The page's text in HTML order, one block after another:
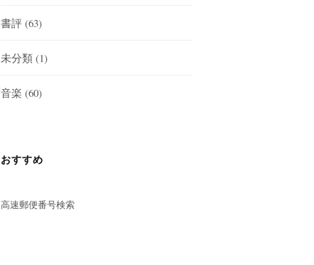
書評 (63)
未分類 (1)
音楽 (60)
おすすめ
高速郵便番号検索